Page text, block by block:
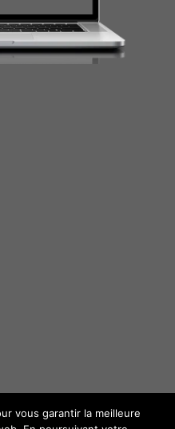
vous garantir la meilleure